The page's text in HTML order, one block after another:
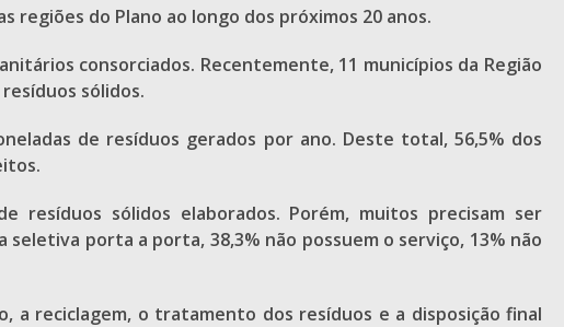
regiões do Plano ao longo dos próximos 20 anos.
consorciados. Recentemente, 11 municípios da Região
sólidos.
de resíduos gerados por ano. Deste total, 56,5% dos
resíduos sólidos elaborados. Porém, muitos precisam ser
porta a porta, 38,3% não possuem o serviço, 13% não
a reciclagem, o tratamento dos resíduos e a disposição final